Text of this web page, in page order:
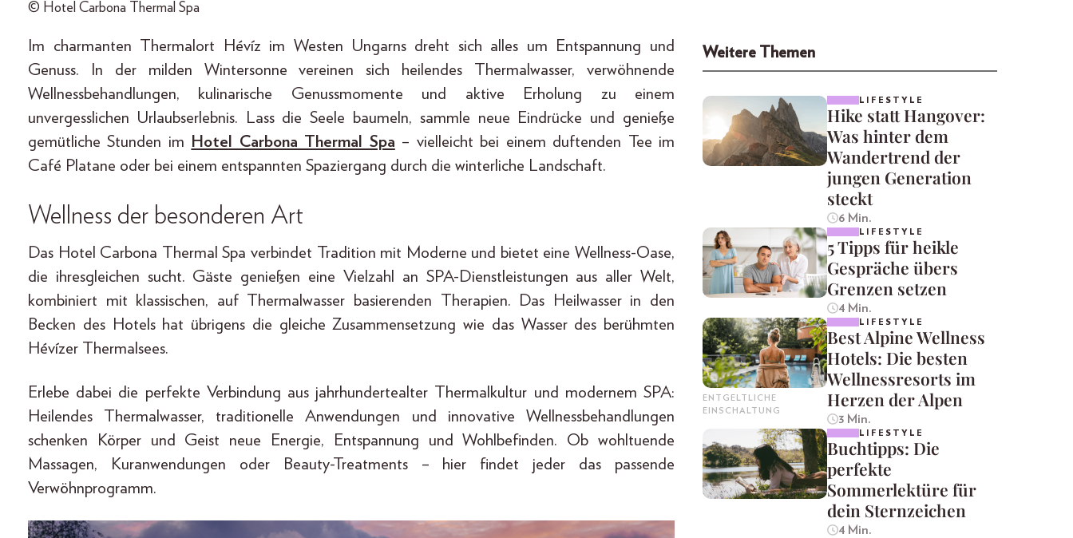
© Hotel Carbona Thermal Spa
Im charmanten Thermalort Hévíz im Westen Ungarns dreht sich alles um Entspannung und
Genuss. In der milden Wintersonne vereinen sich heilendes Thermalwasser, verwöhnende
Wellnessbehandlungen, kulinarische Genussmomente und aktive Erholung zu einem
unvergesslichen Urlaubserlebnis. Lass die Seele baumeln, sammle neue Eindrücke und genieße
gemütliche Stunden im
Hotel Carbona Thermal Spa – vielleicht bei einem duftenden Tee im
Café Platane oder bei einem entspannten Spaziergang durch die winterliche Landschaft.
Wellness der besonderen Art
Das Hotel Carbona Thermal Spa verbindet Tradition mit Moderne und bietet eine Wellness-Oase,
die ihresgleichen sucht. Gäste genießen eine Vielzahl an SPA-Dienstleistungen aus aller Welt,
kombiniert mit klassischen, auf Thermalwasser basierenden Therapien. Das Heilwasser in den
Becken des Hotels hat übrigens die gleiche Zusammensetzung wie das Wasser des berühmten
Hévízer Thermalsees.
Erlebe dabei die perfekte Verbindung aus jahrhundertealter Thermalkultur und modernem SPA:
Heilendes Thermalwasser, traditionelle Anwendungen und innovative Wellnessbehandlungen
schenken Körper und Geist neue Energie, Entspannung und Wohlbefinden. Ob wohltuende
Massagen, Kuranwendungen oder Beauty-Treatments – hier findet jeder das passende
Verwöhnprogramm.
Weitere Themen
LIFESTYLE
Hike statt Hangover:
Was hinter dem
Wandertrend der
jungen Generation
steckt
6 Min.
LIFESTYLE
5 Tipps für heikle
Gespräche übers
Grenzen setzen
4 Min.
ENTGELTLICHE
EINSCHALTUNG
LIFESTYLE
Best Alpine Wellness
Hotels: Die besten
Wellnessresorts im
Herzen der Alpen
3 Min.
LIFESTYLE
Buchtipps: Die
perfekte
Sommerlektüre für
dein Sternzeichen
4 Min.